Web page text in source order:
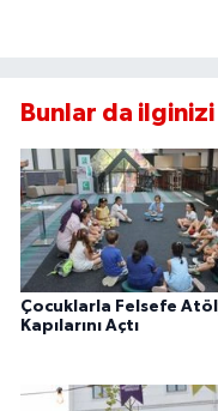
Bunlar da
Çocuklarla Felsefe
Kapılarını Açtı